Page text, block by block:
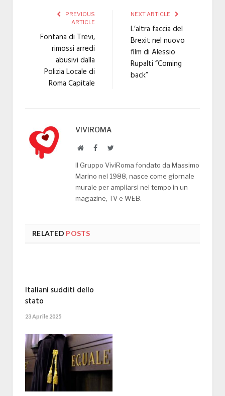
PREVIOUS
ARTICLE
Fontana di Trevi,
rimossi arredi
abusivi dalla
Polizia Locale di
Roma Capitale
NEXT ARTICLE
L’altra faccia del
Brexit nel nuovo
film di Alessio
Rupalti “Coming
back”
VIVIROMA
WebsiteFacebookTwitter
Il Gruppo ViviRoma fondato da Massimo
Marino nel 1988, nasce come giornale
murale per ampliarsi nel tempo in un
magazine, TV e WEB.
RELATED POSTS
Italiani sudditi dello
stato
23 Aprile 2025